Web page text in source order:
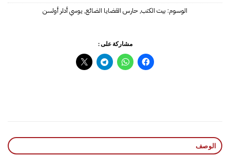
الوسوم: بيت الكتب,حارس القضايا الضائع, يوسي أدلر أولسن
مشاركة على :
الوصف